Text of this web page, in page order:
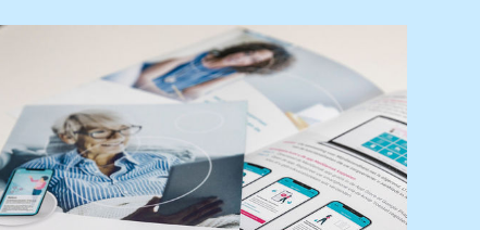
Uw gezondheid
Inloggen - MijnGezondheid.net